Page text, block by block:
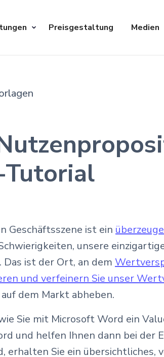
Preisgestaltung Medien
Geschäftsszene ist ein
unsere
ist der Ort, an dem
und verfeinern Sie unser
dem Markt abheben.
Sie mit Microsoft Word ein
und helfen Ihnen dann bei der
erhalten Sie ein